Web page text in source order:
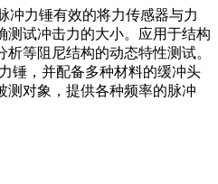
冲力锤有效的将力传感器与力
测试冲击力的大小。应用于结构
等阻尼结构的动态特性测试。
锤，并配备多种材料的缓冲头
测对象，提供各种频率的脉冲